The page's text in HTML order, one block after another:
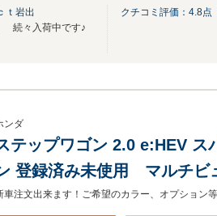
ｔ岩出
続々入荷中です♪
クチコミ評価： 4.8点
ンダ
テップワゴン 2.0 e:HEV ス
登録済み未使用 マルチビ
装 ブラインドスポット